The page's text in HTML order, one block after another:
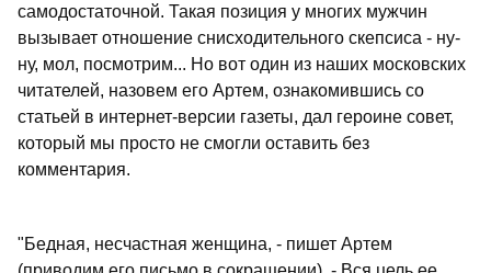
самодостаточной. Такая позиция у многих мужчин
вызывает отношение снисходительного скепсиса - ну-
ну, мол, посмотрим... Но вот один из наших московских
читателей, назовем его Артем, ознакомившись со
статьей в интернет-версии газеты, дал героине совет,
который мы просто не смогли оставить без
комментария.
"Бедная, несчастная женщина, - пишет Артем